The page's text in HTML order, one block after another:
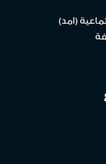
(امد)